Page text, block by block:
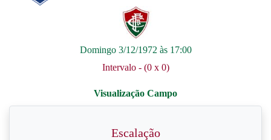
Domingo 3/12/1972 às 17:00
Intervalo - (0 x 0)
Escalação